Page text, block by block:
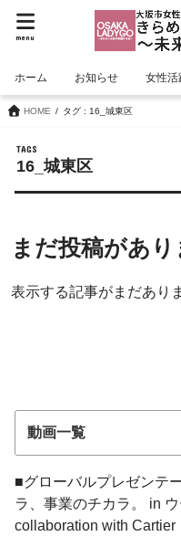
menu
ホーム お知らせ 女性活
HOME タグ : 16_城東区
16_城東区
まだ投稿があり
表示する記事がまだあり
動画一覧
■グローバルプレゼンテ
ラ、事業のチカラ。 in
collaboration with Cartier